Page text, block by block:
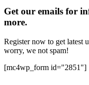
Get our emails for
more.
Register now to get latest
worry, we not spam!
[mc4wp_form id="2851"]